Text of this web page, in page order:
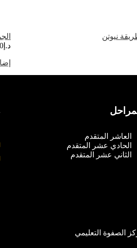
نيوتن
د.إ
العاشر المتقدم
الحادي عشر المتقدم
الثاني عشر المتقدم
الصفوة التعليمي